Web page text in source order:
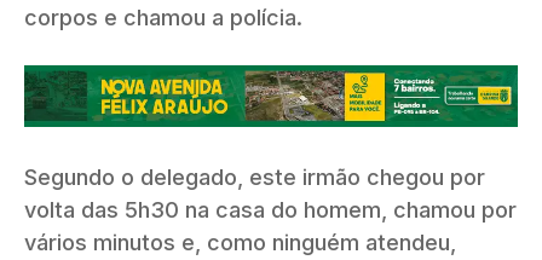
corpos e chamou a polícia.
Segundo o delegado, este irmão chegou por
volta das 5h30 na casa do homem, chamou por
vários minutos e, como ninguém atendeu,